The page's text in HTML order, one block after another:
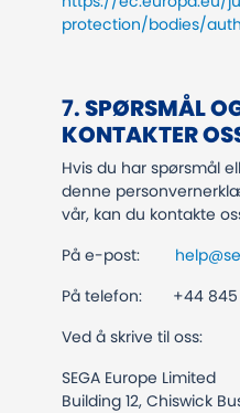
protection/bodies/
​​​​​​​7.SPØRSMÅL
KONTAKTER
Hvis du har spørsmål
denne
vår, kan du kontakte
På e-post:
På telefon: +44 845
Ved å skrive til oss:
SEGA Europe Limited
Building 12, Chiswick